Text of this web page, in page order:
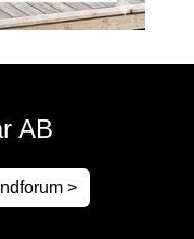
AB
>